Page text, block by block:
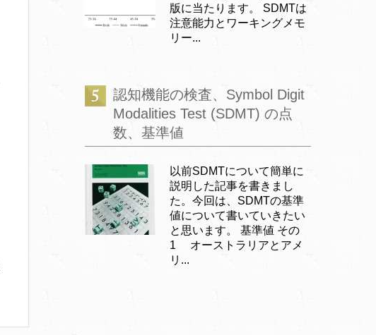
版に当たります。 SDMTは
注意能力とワーキングメモ
リー...
認知機能の検査、Symbol Digit
Modalities Test (SDMT) の点
数、基準値
以前SDMTについて簡単に
説明した記事を書きまし
た。今回は、SDMTの基準
値について書いていきたい
と思います。 基準値 その
1 オーストラリアとアメ
リ...